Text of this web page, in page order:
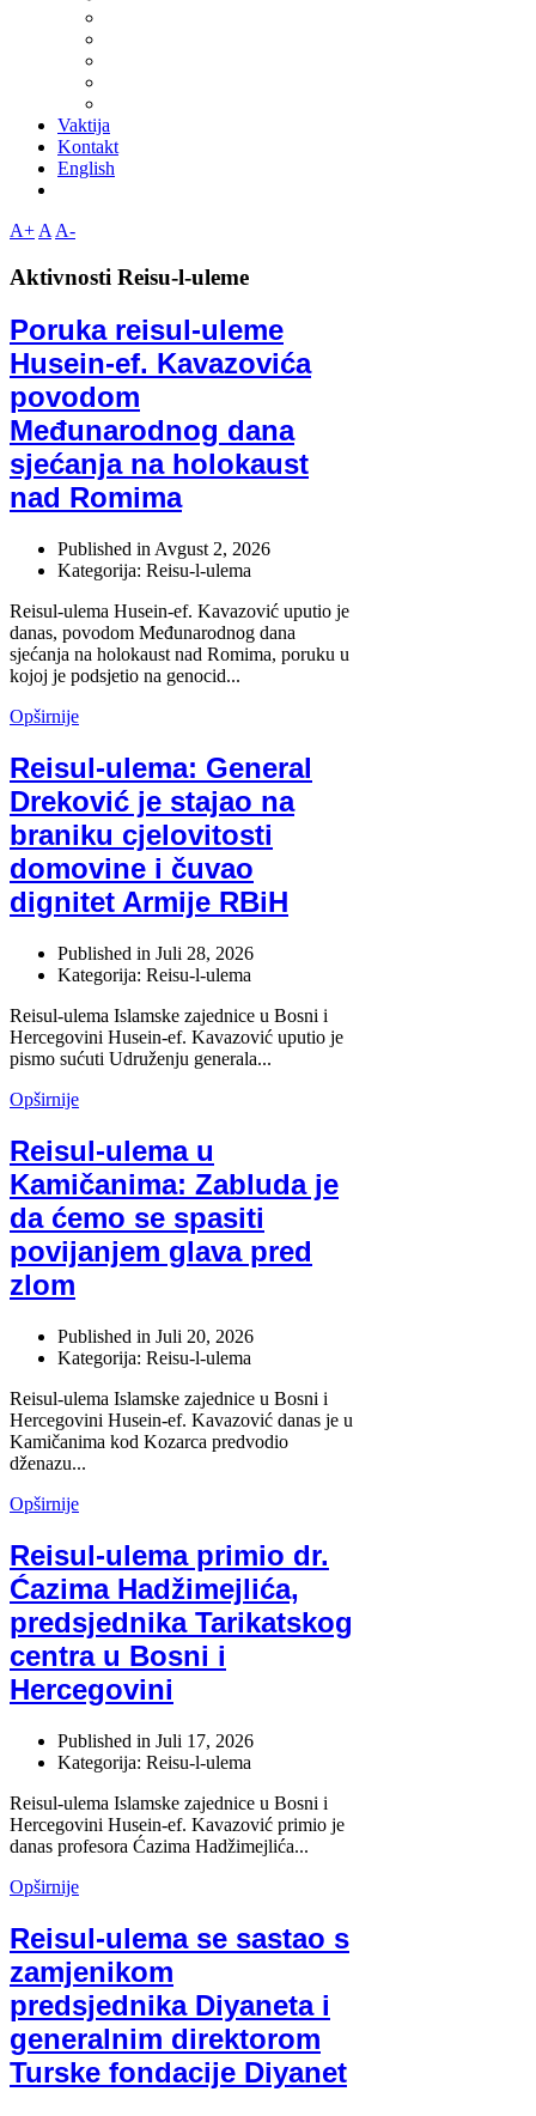
Vaktija
Kontakt
English
A+ A A-
Aktivnosti Reisu-l-uleme
Poruka reisul-uleme
Husein-ef. Kavazovića
povodom
Međunarodnog dana
sjećanja na holokaust
nad Romima
Published in Avgust 2, 2026
Kategorija: Reisu-l-ulema
Reisul-ulema Husein-ef. Kavazović uputio je
danas, povodom Međunarodnog dana
sjećanja na holokaust nad Romima, poruku u
kojoj je podsjetio na genocid...
Opširnije
Reisul-ulema: General
Dreković je stajao na
braniku cjelovitosti
domovine i čuvao
dignitet Armije RBiH
Published in Juli 28, 2026
Kategorija: Reisu-l-ulema
Reisul-ulema Islamske zajednice u Bosni i
Hercegovini Husein-ef. Kavazović uputio je
pismo sućuti Udruženju generala...
Opširnije
Reisul-ulema u
Kamičanima: Zabluda je
da ćemo se spasiti
povijanjem glava pred
zlom
Published in Juli 20, 2026
Kategorija: Reisu-l-ulema
Reisul-ulema Islamske zajednice u Bosni i
Hercegovini Husein-ef. Kavazović danas je u
Kamičanima kod Kozarca predvodio
dženazu...
Opširnije
Reisul-ulema primio dr.
Ćazima Hadžimejlića,
predsjednika Tarikatskog
centra u Bosni i
Hercegovini
Published in Juli 17, 2026
Kategorija: Reisu-l-ulema
Reisul-ulema Islamske zajednice u Bosni i
Hercegovini Husein-ef. Kavazović primio je
danas profesora Ćazima Hadžimejlića...
Opširnije
Reisul-ulema se sastao s
zamjenikom
predsjednika Diyaneta i
generalnim direktorom
Turske fondacije Diyanet